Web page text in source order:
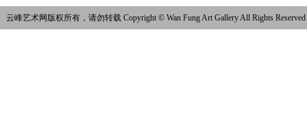
云峰艺术网版权所有，请勿转载 Copyright © Wan Fung Art Gallery All Rights Reserved